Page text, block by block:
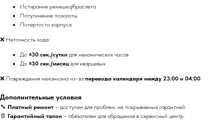
Истирание ремешка/браслета
Потускнение позолоты
Потертости корпуса
❌ Неточность хода:
До ±30 сек./сутки для механических часов
До ±30 сек./месяц для кварцевых
❌ Повреждения механизма из-за перевода календаря между 23:00 и 04:00
Дополнительные условия
🔧 Платный ремонт – доступен для проблем, не покрываемых гарантией.
📄 Гарантийный талон – обязателен для обращения в сервисный центр.